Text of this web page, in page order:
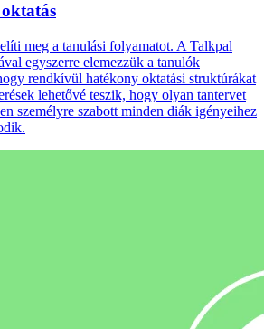
meg a tanulási folyamatot. A Talkpal
egyszerre elemezzük a tanulók
rendkívül hatékony oktatási struktúrákat
lehetővé teszik, hogy olyan tantervet
személyre szabott minden diák igényeihez